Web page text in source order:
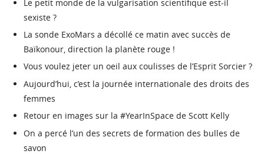
Le petit monde de la vulgarisation scientifique est-il
sexiste ?
La sonde ExoMars a décollé ce matin avec succès de
Baïkonour, direction la planète rouge !
Vous voulez jeter un oeil aux coulisses de l’Esprit Sorcier ?
Aujourd’hui, c’est la journée internationale des droits des
femmes
Retour en images sur la #YearInSpace de Scott Kelly
On a percé l’un des secrets de formation des bulles de
savon